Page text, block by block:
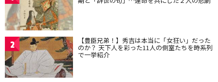
2 【豊臣兄弟！】秀吉は本当に「女狂い」だった
のか？ 天下人を彩った11人の側室たちを時系列
で一挙紹介